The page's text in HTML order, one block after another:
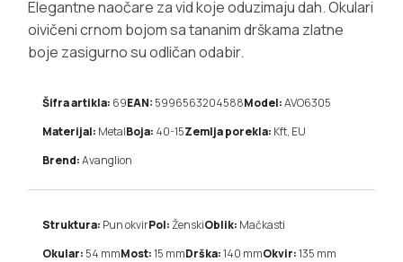
Elegantne naočare za vid koje oduzimaju dah. Okulari
oivičeni crnom bojom sa tananim drškama zlatne
boje zasigurno su odličan odabir.
Šifra artikla: 69EAN: 5996563204588Model:AVO6305
Materijal: MetalBoja: 40-15Zemlja porekla: Kft, EU
Brend:Avanglion
Struktura: Pun okvirPol:ŽenskiOblik: Mačkasti
Okular: 54 mmMost:15 mmDrška:140 mmOkvir:135 mm